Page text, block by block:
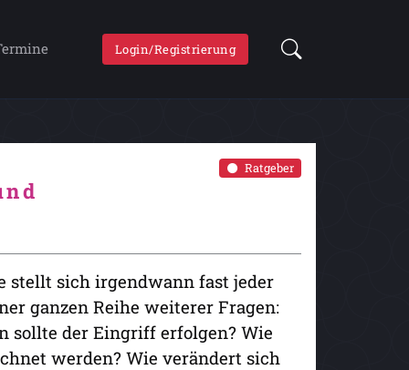
Login/Registrierung
Ratgeber
stellt sich irgendwann fast jeder
ganzen Reihe weiterer Fragen:
sollte der Eingriff erfolgen? Wie
werden? Wie verändert sich